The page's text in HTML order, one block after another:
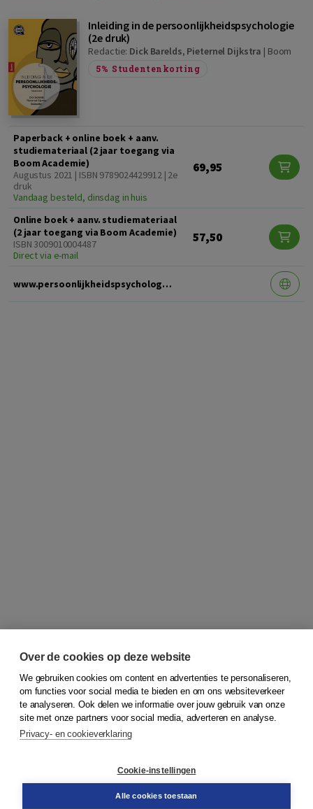
Inleiding in de persoonlijkheidspsychologie
(2e druk)
Redactie: Dick Barelds, Pieternel Dijkstra | Boom
5% Studentenkorting
Paperback + online boek + aanv.
studiemateriaal (2 jaar toegang via
Boom Academie)
Augustus 2021 | ISBN 9789024429912 | 2e
druk
Vandaag besteld, dinsdag in huis
69,95
Online boek + aanv. studiemateriaal
(2 jaar toegang via Boom Academie)
ISBN 3009010004487
Direct via e-mail
57,50
www.persoonlijkheidspsychologie.nl
© 2026Koninklijke Boom uitgevers
Bestellen
Over de cookies op deze website
We gebruiken cookies om content en advertenties te personaliseren,
om functies voor social media te bieden en om ons websiteverkeer
te analyseren. Ook delen we informatie over jouw gebruik van onze
site met onze partners voor social media, adverteren en analyse.
Privacy- en cookieverklaring
Cookie-instellingen
Alle cookies toestaan